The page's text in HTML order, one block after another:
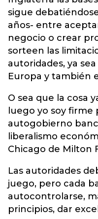
sigue
años- entre
negocio o crear
sorteen las
autoridades, ya
Europa y también
O sea que la cosa
luego yo soy firme
autogobierno
liberalismo
Chicago de Milton
Las autoridades
juego, pero cada
autocontrolarse,
principios, dar